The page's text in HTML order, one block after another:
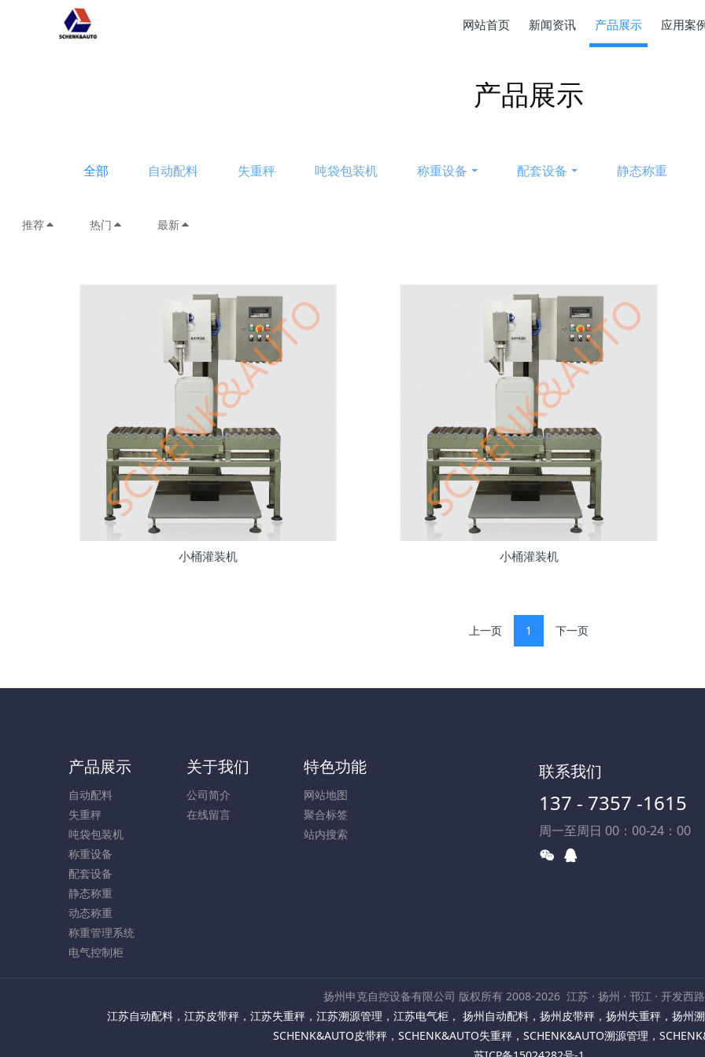
网站首页 新闻资讯 产品展示 应用案
产品展示
全部 自动配料 失重秤 吨袋包装机 称重设备 配套设备 静态称重
推荐 热门 最新
小桶灌装机 小桶灌装机
上一页 1 下一页
产品展示
自动配料
失重秤
吨袋包装机
称重设备
配套设备
静态称重
动态称重
称重管理系统
电气控制柜
关于我们
公司简介
在线留言
特色功能
网站地图
聚合标签
站内搜索
联系我们
137 - 7357 -1615
周一至周日 00：00-24：00
扬州申克自控设备有限公司 版权所有 2008-2026 江苏 · 扬州 · 邗江 · 开发西
江苏自动配料， 江苏皮带秤， 江苏失重秤， 江苏溯源管理 ， 江苏电气柜， 扬州自动配料， 扬州皮带秤， 扬州失重秤， 扬州
SCHENK&AUTO皮带秤 ， SCHENK&AUTO失重秤 ， SCHENK&AUTO溯源管理 ，